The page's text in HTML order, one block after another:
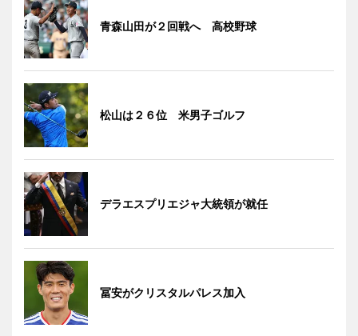
青森山田が２回戦へ 高校野球
松山は２６位 米男子ゴルフ
デラエスプリエジャ大統領が就任
冨安がクリスタルパレス加入